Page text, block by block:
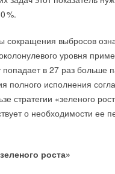
0%.
сокращения выбросов
уровня
в 27 раз больше
полного исполнения
стратегии «зеленого
о необходимости
роста»
модули, термостаты,...